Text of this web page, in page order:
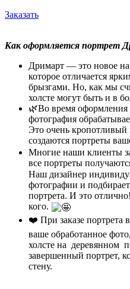
Заказать
Как оформляется портрет
Дримарт — это новое
которое отличается
брызгами. Но, как мы
холсте могут быть и в
🌿Во время оформления
фотография
Это очень кропотливый
создаются портреты
Многие наши клиенты
все портреты
Наш дизайнер
фотографии и
портрета. И это
кого.
❤️ При заказе портрета
ваше обработанное
холсте на деревянном
завершенный портрет,
стену.